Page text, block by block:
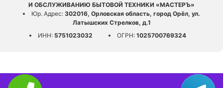
И ОБСЛУЖИВАНИЮ БЫТОВОЙ ТЕХНИКИ «МАСТЕРЪ»
Юр. Адрес: 302016, Орловская область, город Орёл, ул.
Латышских Стрелков, д.1
ИНН:5751023032 ОГРН:1025700769324